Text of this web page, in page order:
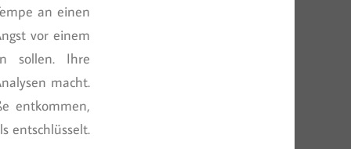
an einen
vor einem
sollen. Ihre
macht.
entkommen,
entschlüsselt.